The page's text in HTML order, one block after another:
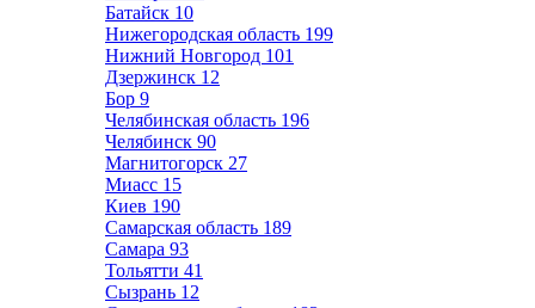
Батайск 10
Нижегородская область 199
Нижний Новгород 101
Дзержинск 12
Бор 9
Челябинская область 196
Челябинск 90
Магнитогорск 27
Миасс 15
Киев 190
Самарская область 189
Самара 93
Тольятти 41
Сызрань 12